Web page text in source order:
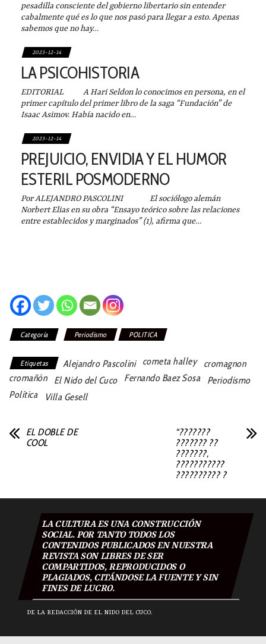
pesadilla consciente del gobierno libertario sin entender
cabalmente qué es lo que nos pasó para llegar a esto. Apenas
sabemos que no hay…
2023-12-14
LA PSICOHISTORIA
EDITORIAL A Hari Seldon lo conocimos en persona, en el
primer capítulo del primer libro de la saga “Fundación” de
Isaac Asimov. Había nacido en…
2023-12-14
PREJUICIO, ENVIDIA Y EL HUMOR
ESTERIL POSMODERNO
Por ALEJANDRO PASCOLINI El sociólogo alemán
Norbert Elias en su obra “Ensayo teórico sobre las relaciones
entre establecidos y marginados” (1), afirma que…
Categoría Periodismo POLITICA
Etiquetas Alejandro Pascolini cometa halley
cromagnon
cromañón
El Nido del Cuco Fernando Baez Sosa
Periodismo
Política
Villa Gesell
EL DOBLE DE
COOL
“???????
??????? ??
???????,
???????????
?????????? ?
LA CULTURA ES UNA CONSTRUCCIÓN
SOCIAL. POR TANTO TODOS LOS
CONTENIDOS PUBLICADOS EN NUESTRA
REVISTA SON LIBRES DE SER
COMPARTIDOS, REPRODUCIDOS O
PLAGIADOS, CITÁNDOSE LA FUENTE Y SIN
FINES DE LUCRO.
DE LA REDACCIÓN DE EL NIDO DEL CUCO.